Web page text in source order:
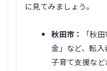
に見てみましょう。
秋田市：
「秋
金」など、転
子育て支援など